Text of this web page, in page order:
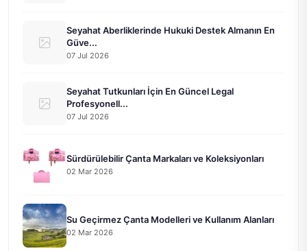
Seyahat Aberliklerinde Hukuki Destek Almanın En
Güve...
07 Jul 2026
Seyahat Tutkunları İçin En Güncel Legal
Profesyonell...
07 Jul 2026
Sürdürülebilir Çanta Markaları ve Koleksiyonları
02 Mar 2026
Su Geçirmez Çanta Modelleri ve Kullanım Alanları
02 Mar 2026